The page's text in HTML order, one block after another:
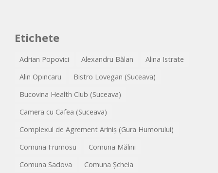
Etichete
Adrian Popovici Alexandru Bălan
Alina Istrate
Alin Opincaru
Bistro Lovegan (Suceava)
Bucovina Health Club (Suceava)
Camera cu Cafea (Suceava)
Complexul de Agrement Ariniș (Gura Humorului)
Comuna Frumosu
Comuna Mălini
Comuna Sadova
Comuna Șcheia